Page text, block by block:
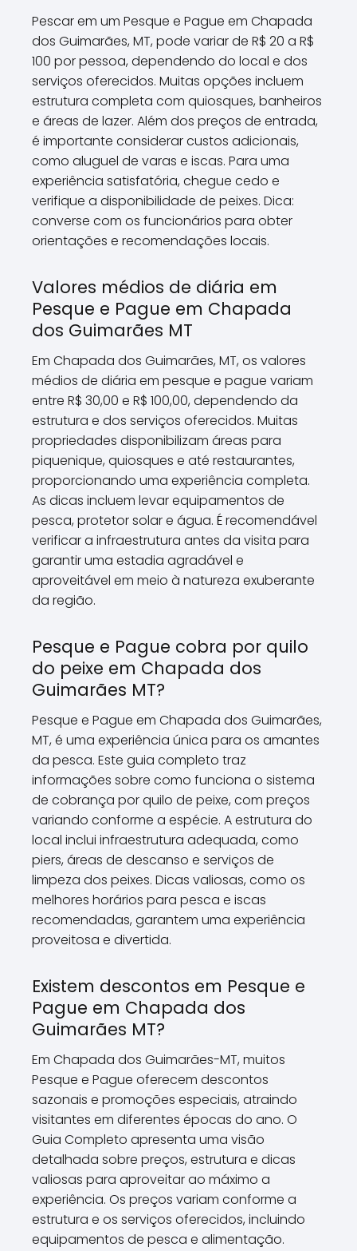
Pescar em um Pesque e Pague em Chapada
dos Guimarães, MT, pode variar de R$ 20 a R$
100 por pessoa, dependendo do local e dos
serviços oferecidos. Muitas opções incluem
estrutura completa com quiosques, banheiros
e áreas de lazer. Além dos preços de entrada,
é importante considerar custos adicionais,
como aluguel de varas e iscas. Para uma
experiência satisfatória, chegue cedo e
verifique a disponibilidade de peixes. Dica:
converse com os funcionários para obter
orientações e recomendações locais.
Valores médios de diária em
Pesque e Pague em Chapada
dos Guimarães MT
Em Chapada dos Guimarães, MT, os valores
médios de diária em pesque e pague variam
entre R$ 30,00 e R$ 100,00, dependendo da
estrutura e dos serviços oferecidos. Muitas
propriedades disponibilizam áreas para
piquenique, quiosques e até restaurantes,
proporcionando uma experiência completa.
As dicas incluem levar equipamentos de
pesca, protetor solar e água. É recomendável
verificar a infraestrutura antes da visita para
garantir uma estadia agradável e
aproveitável em meio à natureza exuberante
da região.
Pesque e Pague cobra por quilo
do peixe em Chapada dos
Guimarães MT?
Pesque e Pague em Chapada dos Guimarães,
MT, é uma experiência única para os amantes
da pesca. Este guia completo traz
informações sobre como funciona o sistema
de cobrança por quilo de peixe, com preços
variando conforme a espécie. A estrutura do
local inclui infraestrutura adequada, como
piers, áreas de descanso e serviços de
limpeza dos peixes. Dicas valiosas, como os
melhores horários para pesca e iscas
recomendadas, garantem uma experiência
proveitosa e divertida.
Existem descontos em Pesque e
Pague em Chapada dos
Guimarães MT?
Em Chapada dos Guimarães-MT, muitos
Pesque e Pague oferecem descontos
sazonais e promoções especiais, atraindo
visitantes em diferentes épocas do ano. O
Guia Completo apresenta uma visão
detalhada sobre preços, estrutura e dicas
valiosas para aproveitar ao máximo a
experiência. Os preços variam conforme a
estrutura e os serviços oferecidos, incluindo
equipamentos de pesca e alimentação.